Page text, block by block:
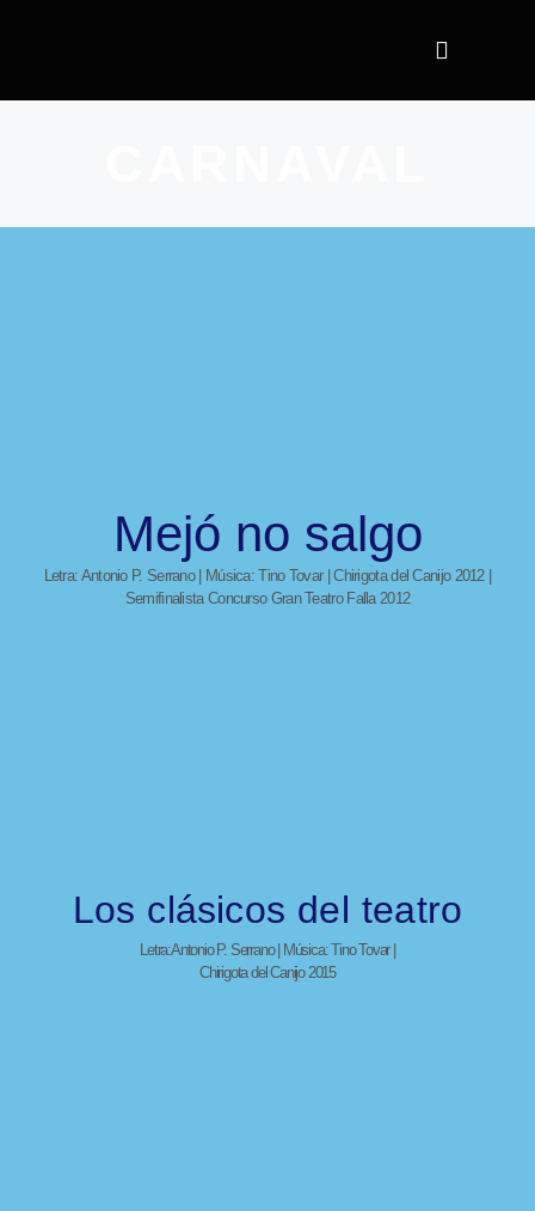
Mejó no salgo
Letra: Antonio P. Serrano | Música: Tino Tovar | Chirigota del Canijo 2012 |
Semifinalista Concurso Gran Teatro Falla 2012
Los clásicos del teatro
Letra:Antonio P. Serrano | Música: Tino Tovar |
Chirigota del Canijo 2015